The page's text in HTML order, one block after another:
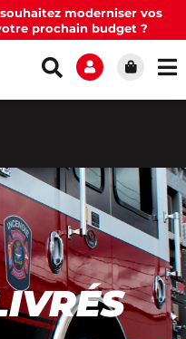
moderniser vos
prochain budget ?